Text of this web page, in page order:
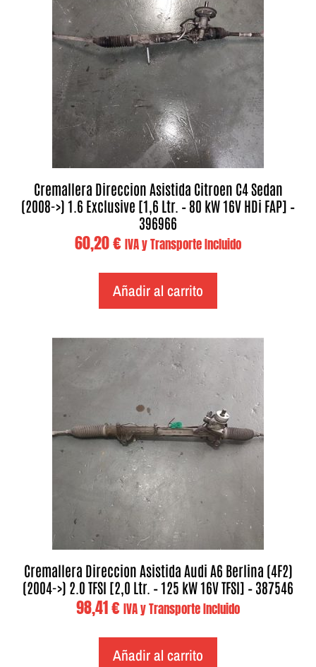
Cremallera Direccion Asistida Citroen C4 Sedan
(2008->) 1.6 Exclusive [1,6 Ltr. – 80 kW 16V HDi FAP] –
396966
60,20€ IVA y Transporte Incluido
Añadir al carrito
Cremallera Direccion Asistida Audi A6 Berlina (4F2)
(2004->) 2.0 TFSI [2,0 Ltr. – 125 kW 16V TFSI] – 387546
98,41€ IVA y Transporte Incluido
Añadir al carrito